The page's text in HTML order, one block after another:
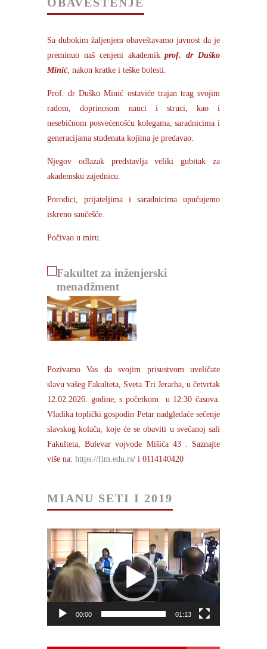
Sa dubokim žaljenjem obaveštavamo javnost da je
preminuo naš cenjeni akademikprof. dr Duško
Minić, nakon kratke i teške bolesti.
Prof. dr Duško Minić ostaviće trajan trag svojim
radom, doprinosom nauci i struci, kao i
nesebičnom posvećenošću kolegama, saradnicima i
generacijama studenata kojima je predavao.
Njegov odlazak predstavlja veliki gubitak za
akademsku zajednicu.
Porodici, prijateljima i saradnicima upućujemo
iskreno saučešće.
Počivao u miru.
Fakultet za inženjerski
menadžment
Pozivamo Vas da svojim prisustvom uveličate
slavu vašeg Fakulteta, Sveta Tri Jerarha, u četvrtak
12.02.2026. godine, s početkom u 12:30 časova.
Vladika toplički gospodin Petar nadgledaće sečenje
slavskog kolača, koje će se obaviti u svečanoj sali
Fakulteta, Bulevar vojvode Mišića 43 . Saznajte
više na: https://fim.edu.rs/ i 0114140420
MIANU SETI I 2019
Video
Player
00:00 01:13